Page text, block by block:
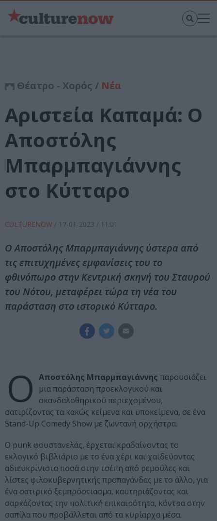
Θέατρο - Χορός / Νέα
Αριστεία Καπαμά: Ο
Αποστόλης
Μπαρμπαγιάννης
στο Κύτταρο
CULTURENOW / 17-01-2023 / 11:01
Ο Αποστόλης Μπαρμπαγιάννης ύστερα από
τις επιτυχημένες εμφανίσεις του το
φθινόπωρο στην Κεντρική σκηνή του Σταυρού
του Νότου, μεταφέρει τώρα τη νέα του
παράσταση στο ιστορικό Κύτταρο.
Ο Αποστόλης Μπαρμπαγιάννης παρουσιάζει
μια παράσταση προεκλογικού και
σκανδαλοθηρικού περιεχομένου,
σατιρίζοντας τα κακώς κείμενα και υποκείμενα, σε ένα
Stand-Up Comedy Show με ζωντανή ορχήστρα.
Ο punk φουστανελάς, έρχεται κραδαίνοντας το
εκλογικό βιβλιάριο με το ένα χέρι και χαϊδεύοντας
αδιευκρίνιστα ποσά στην τσέπη από ρεμούλες και
λίστες φιλοκυβερνητικής προπαγάνδας με το άλλο, για
ένα σατιρικό ξεμπρόστιασμα, καυτηριάζοντας και
σαρκάζοντας την πολιτική επικαιρότητα, κόντρα στην
σαπίλα που προβάλλεται από τα κυρίαρχα μέσα.